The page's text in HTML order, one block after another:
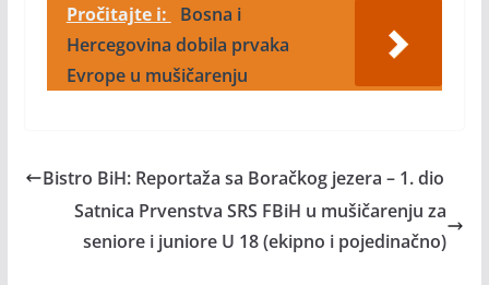
Pročitajte i:
Bosna i
Hercegovina dobila prvaka
Evrope u mušičarenju
Bistro BiH: Reportaža sa Boračkog jezera – 1. dio
Satnica Prvenstva SRS FBiH u mušičarenju za
seniore i juniore U 18 (ekipno i pojedinačno)